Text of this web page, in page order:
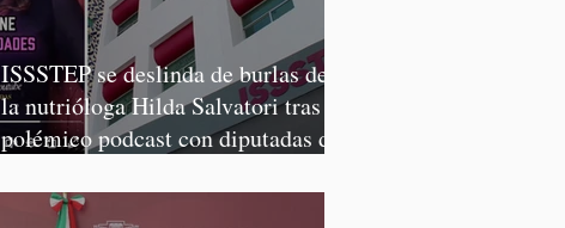
ISSSTEP se deslinda de burlas de
la nutrióloga Hilda Salvatori tras
polémico podcast con diputadas de